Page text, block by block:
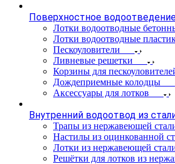
Поверхностное
Лотки водоотводные
Лотки водоотводные
Пескоуловители
Ливневые решетки
Корзины для
Дождеприемные колодцы
Аксессуары для лотков
Внутренний водоотвод из
Трапы из нержавеющей
Настилы из оцинкованной
Лотки из нержавеющей
Решётки для лотков из